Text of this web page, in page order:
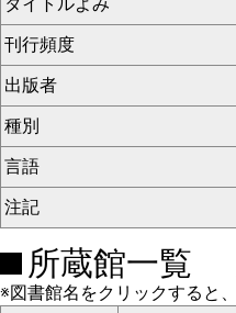
タイトルよみ
刊行頻度
出版者
種別
言語
注記
所蔵館一覧
※図書館名をクリックすると